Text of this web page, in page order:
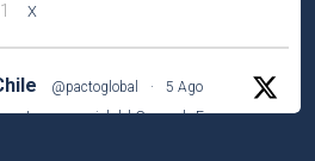
1 X
@pactoglobal ·
5 Ago
presencial del Grupo de Empresas